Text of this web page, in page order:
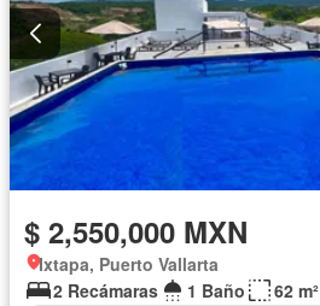
$ 2,550,000 MXN
Ixtapa, Puerto Vallarta
2 Recámaras
1 Baño
62 m²